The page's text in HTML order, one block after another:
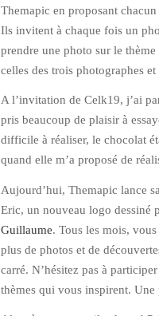
Themapic en proposant
Ils invitent à chaque fois un
prendre une photo sur le
celles des trois photographes
A l’invitation de Celk19, j’ai
pris beaucoup de plaisir à
difficile à réaliser, le chocolat
quand elle m’a proposé de
Aujourd’hui, Themapic lance
Eric, un nouveau logo dessiné
Guillaume. Tous les mois,
plus de photos et de
carré. N’hésitez pas à
thèmes qui vous inspirent. Une